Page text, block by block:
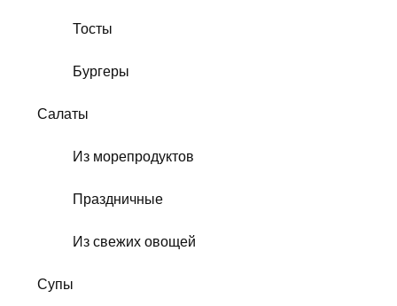
Тосты
Бургеры
Салаты
Из морепродуктов
Праздничные
Из свежих овощей
Супы